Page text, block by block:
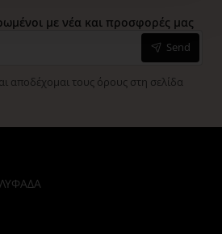
με νέα και προσφορές μας
Send
αποδέχομαι τους όρους στη σελίδα